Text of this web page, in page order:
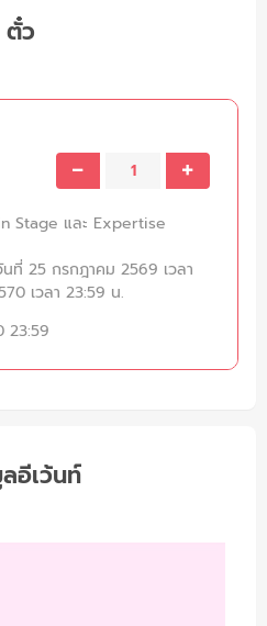
ตั๋ว
Stage และ Expertise
ที่ 25 กรกฎาคม 2569 เวลา
เวลา 23:59 น.
23:59
อีเว้นท์